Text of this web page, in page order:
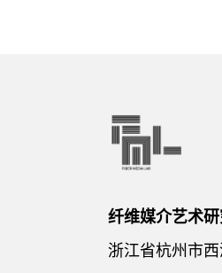
纤维媒介艺术
浙江省杭州市